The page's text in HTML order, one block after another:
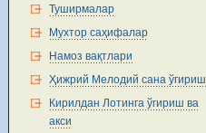
Туширмалар
Мухтор саҳифалар
Намоз вақтлари
Ҳижрий Мелодий сана ўгириш
Кирилдан Лотинга ўгириш ва
акси